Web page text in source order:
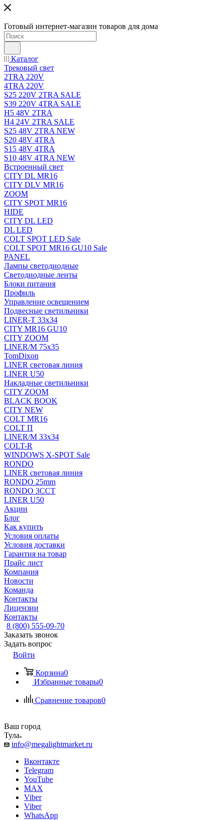
Готовый интернет-магазин товаров для дома
Каталог
Трековый свет
2TRA 220V
4TRA 220V
S25 220V 2TRA SALE
S39 220V 4TRA SALE
H5 48V 2TRA
H4 24V 2TRA SALE
S25 48V 2TRA NEW
S20 48V 4TRA
S15 48V 4TRA
S10 48V 4TRA NEW
Встроенный свет
CITY DL MR16
CITY DLV MR16
ZOOM
CITY SPOT MR16
HIDE
CITY DL LED
DL LED
COLT SPOT LED Sale
COLT SPOT MR16 GU10 Sale
PANEL
Лампы светодиодные
Светодиодные ленты
Блоки питания
Профиль
Управление освещением
Подвесные светильники
LINER-T 33x34
CITY MR16 GU10
CITY ZOOM
LINER/M 75х35
TomDixon
LINER световая линия
LINER U50
Накладные светильники
CITY ZOOM
BLACK BOOK
CITY NEW
COLT MR16
COLT П
LINER/М 33х34
COLT-R
WINDOWS X-SPOT Sale
RONDO
LINER световая линия
RONDO 25mm
RONDO 3CCT
LINER U50
Акции
Блог
Как купить
Условия оплаты
Условия доставки
Гарантия на товар
Прайс лист
Компания
Новости
Команда
Контакты
Лицензии
Контакты
8 (800) 555-09-70
Заказать звонок
Задать вопрос
Войти
Корзина0
Избранные товары0
Сравнение товаров0
Ваш город
Тула
info@megalightmarket.ru
Вконтакте
Telegram
YouTube
MAX
Viber
Viber
WhatsApp